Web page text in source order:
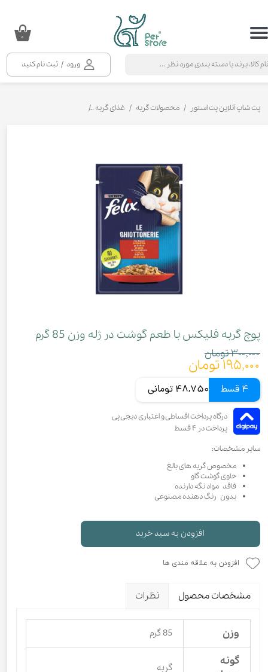
ورود / ثبت نام کنید
حساب کاربری من
خروج از حساب کاربری
۰
پت شاپ آنلاین پت استور محصولات گربه غذای گربه
پوچ گربه فلیکس با طعم گوشت در ژله وزن 85 گرم
۳۰۰,۰۰۰ تومان
۱۹۵,۰۰۰ تومان
4 قسط 48,750 تومانی
سایر مشخصات:
مخصوص گربه های بالغ
حاوی گوشت گاو
فاقد مواد نگه دارنده
بدون رنگ دهنده مصنوعی
افزودن به سبد خرید
افزودن به علاقه مندی ها
مشخصات محصول نظرات
وزن 85 گرم
گونه
گربه